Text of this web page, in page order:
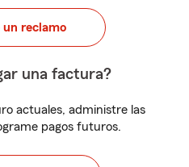
un reclamo
una factura?
actuales, administre las
pagos futuros.